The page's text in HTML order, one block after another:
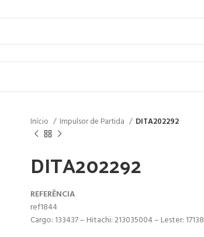
Início Impulsor de Partida DITA202292
DITA202292
REFERÊNCIA
ref1844
Cargo: 133437 – Hitachi: 213035004 – Lester: 17138